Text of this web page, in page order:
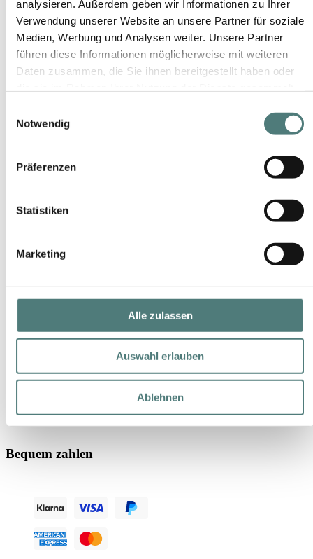
analysieren. Außerdem geben wir Informationen zu Ihrer
Verwendung unserer Website an unsere Partner für soziale
Medien, Werbung und Analysen weiter. Unsere Partner
führen diese Informationen möglicherweise mit weiteren
Daten zusammen, die Sie ihnen bereitgestellt haben oder
Notwendig
Präferenzen
Statistiken
Marketing
Alle zulassen
Auswahl erlauben
Ablehnen
CHANEL
Bequem zahlen